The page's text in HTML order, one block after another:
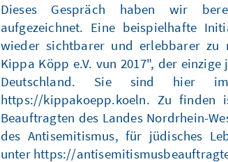
Dieses Gespräch haben wir
aufgezeichnet. Eine beispielhafte
wieder sichtbarer und erlebbarer zu
Kippa Köpp e.V. vun 2017", der
Deutschland. Sie sind hier
https://kippakoepp.koeln. Zu
Beauftragten des Landes Nordrhein-
des Antisemitismus, für jüdisches
unter https://